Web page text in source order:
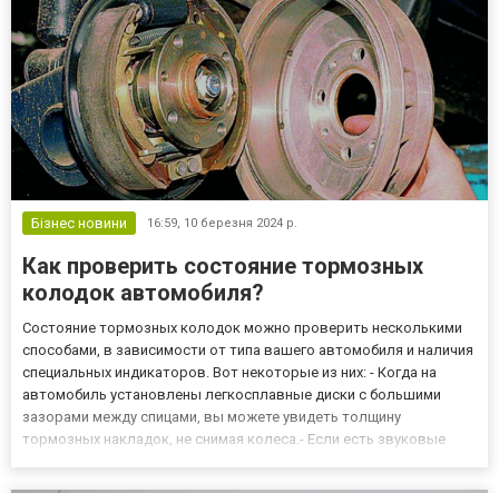
Бізнес новини 16:59, 10 березня 2024 р.
Как проверить состояние тормозных
колодок автомобиля?
Состояние тормозных колодок можно проверить несколькими
способами, в зависимости от типа вашего автомобиля и наличия
специальных индикаторов. Вот некоторые из них: - Когда на
автомобиль установлены легкосплавные диски с большими
зазорами между спицами, вы можете увидеть толщину
тормозных накладок, не снимая колеса.- Если есть звуковые